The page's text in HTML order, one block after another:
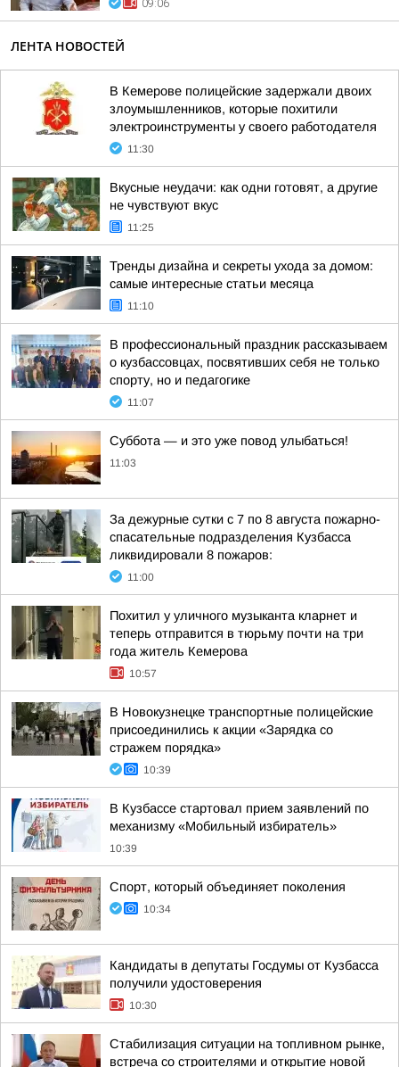
09:06
ЛЕНТА НОВОСТЕЙ
В Кемерове полицейские задержали двоих
злоумышленников, которые похитили
электроинструменты у своего работодателя
11:30
Вкусные неудачи: как одни готовят, а другие
не чувствуют вкус
11:25
Тренды дизайна и секреты ухода за домом:
самые интересные статьи месяца
11:10
В профессиональный праздник рассказываем
о кузбассовцах, посвятивших себя не только
спорту, но и педагогике
11:07
Суббота — и это уже повод улыбаться!
11:03
За дежурные сутки с 7 по 8 августа пожарно-
спасательные подразделения Кузбасса
ликвидировали 8 пожаров:
11:00
Похитил у уличного музыканта кларнет и
теперь отправится в тюрьму почти на три
года житель Кемерова
10:57
В Новокузнецке транспортные полицейские
присоединились к акции «Зарядка со
стражем порядка»
10:39
В Кузбассе стартовал прием заявлений по
механизму «Мобильный избиратель»
10:39
Спорт, который объединяет поколения
10:34
Кандидаты в депутаты Госдумы от Кузбасса
получили удостоверения
10:30
Стабилизация ситуации на топливном рынке,
встреча со строителями и открытие новой